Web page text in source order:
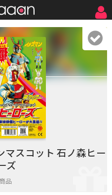
マスコット 石ノ森ヒー
ズ
品